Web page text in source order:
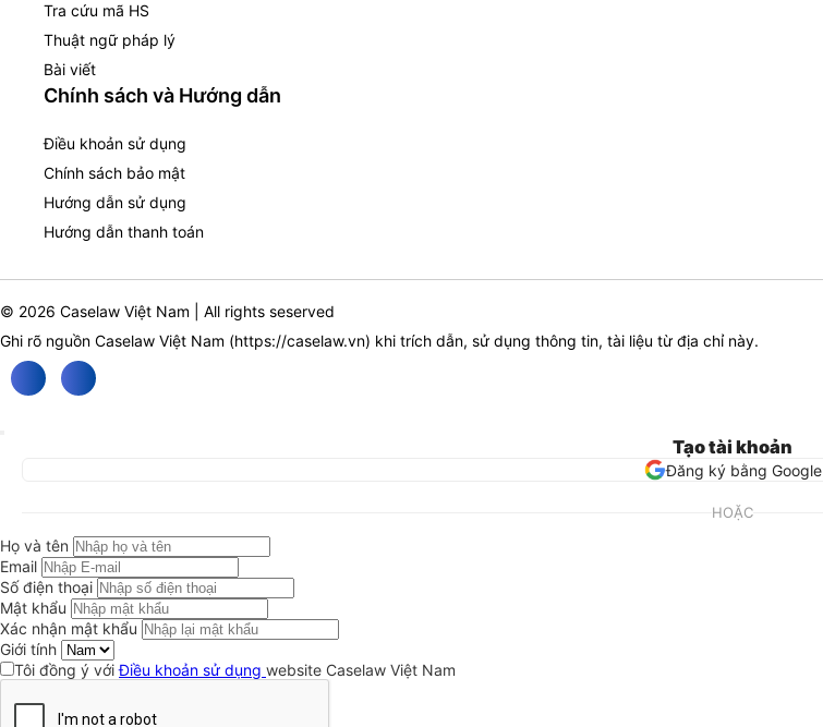
Tra cứu mã HS
Thuật ngữ pháp lý
Bài viết
Chính sách và Hướng dẫn
Điều khoản sử dụng
Chính sách bảo mật
Hướng dẫn sử dụng
Hướng dẫn thanh toán
© 2026 Caselaw Việt Nam | All rights seserved
Ghi rõ nguồn Caselaw Việt Nam (https://caselaw.vn) khi trích dẫn, sử dụng thông tin, tài liệu từ địa chỉ này.
Tạo tài khoản
Đăng ký bằng Google
HOẶC
Họ và tên
Email
Số điện thoại
Mật khẩu
Xác nhận mật khẩu
Giới tính
Tôi đồng ý vớiĐiều khoản sử dụng website Caselaw Việt Nam